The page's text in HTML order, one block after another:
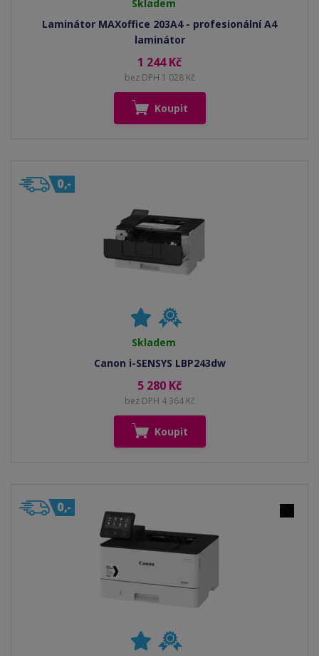
Skladem
Laminátor MAXoffice 203A4 - profesionální A4
laminátor
1 244 Kč
bez DPH 1 028 Kč
Koupit
Skladem
Canon i-SENSYS LBP243dw
5 280 Kč
bez DPH 4 364 Kč
Koupit